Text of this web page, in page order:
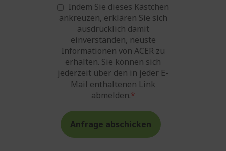
Indem Sie dieses Kästchen
ankreuzen, erklären Sie sich
ausdrücklich damit
einverstanden, neuste
Informationen von ACER zu
erhalten. Sie können sich
jederzeit über den in jeder E-
Mail enthaltenen Link
abmelden.*
Anfrage abschicken